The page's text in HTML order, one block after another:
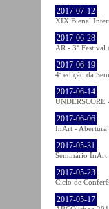
2017-07-12
XIX Bienal
2017-06-28
AR - 3° Festival
2017-06-19
4ª edição da
2017-06-14
UNDERSCORE
2017-06-06
InArt - Abertura
2017-05-31
Seminário InArt
2017-05-23
Ciclo de
2017-05-17